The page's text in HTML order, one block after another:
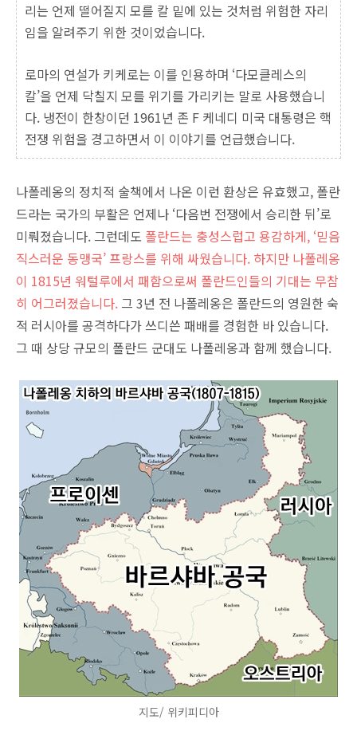
리는 언제 떨어질지 모를 칼 밑에 있는 것처럼 위험한 자리
임을 알려주기 위한 것이었습니다.
로마의 연설가 키케로는 이를 인용하며 ‘다모클레스의
칼’을 언제 닥칠지 모를 위기를 가리키는 말로 사용했습니
다. 냉전이 한창이던 1961년 존 F 케네디 미국 대통령은 핵
전쟁 위험을 경고하면서 이 이야기를 언급했습니다.
나폴레옹의 정치적 술책에서 나온 이런 환상은 유효했고, 폴란
드라는 국가의 부활은 언제나 ‘다음번 전쟁에서 승리한 뒤’로
미뤄졌습니다. 그런데도 폴란드는 충성스럽고 용감하게, ‘믿음
직스러운 동맹국’ 프랑스를 위해 싸웠습니다. 하지만 나폴레옹
이 1815년 워털루에서 패함으로써 폴란드인들의 기대는 무참
히 어그러졌습니다. 그 3년 전 나폴레옹은 폴란드의 영원한 숙
적 러시아를 공격하다가 쓰디쓴 패배를 경험한 바 있습니다.
그 때 상당 규모의 폴란드 군대도 나폴레옹과 함께 했습니다.
지도/ 위키피디아